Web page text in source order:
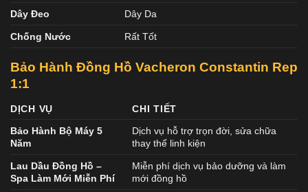
Dây Đeo Dây Da
Chống Nước Rất Tốt
Bảo Hành Đồng Hồ Vacheron Constantin Rep
1:1
DỊCH VỤ
CHI TIẾT
Bảo Hành Bộ Máy 5
Năm
Dịch vụ hỗ trợ trọn đời, sửa chữa
thay thế linh kiện
Lau Dầu Đồng Hồ –
Spa Làm Mới Miễn Phí
Miễn phí dịch vụ bảo dưỡng và làm
mới đồng hồ